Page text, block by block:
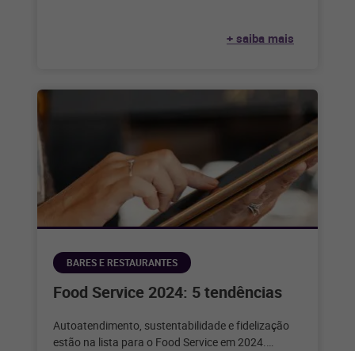
+ saiba mais
BARES E RESTAURANTES
Food Service 2024: 5 tendências
Autoatendimento, sustentabilidade e fidelização
estão na lista para o Food Service em 2024.